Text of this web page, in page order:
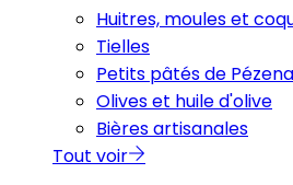
Huitres, moules et
Tielles
Petits pâtés de
Olives et huile d'olive
Bières artisanales
Tout voir